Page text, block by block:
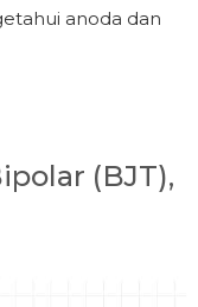
anoda dan
(BJT),